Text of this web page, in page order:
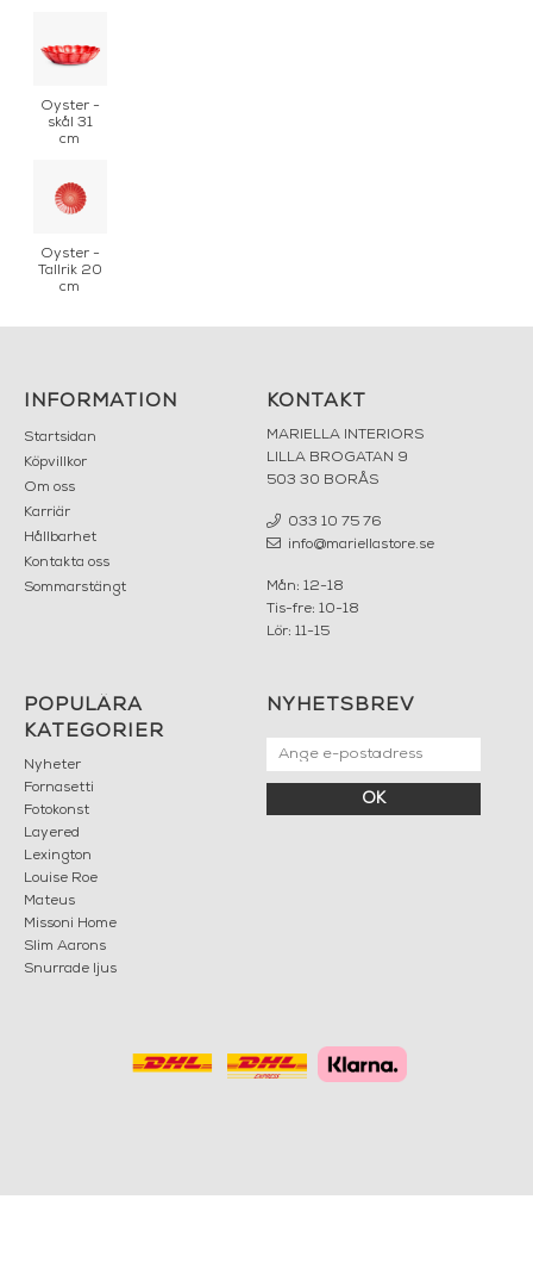
Oyster -
skål 31
cm
Oyster -
Tallrik 20
cm
INFORMATION
Startsidan
Köpvillkor
Om oss
Karriär
Hållbarhet
Kontakta oss
Sommarstängt
KONTAKT
MARIELLA INTERIORS
LILLA BROGATAN 9
503 30 BORÅS
033 10 75 76
info@mariellastore.se
Mån: 12-18
Tis-fre: 10-18
Lör: 11-15
POPULÄRA
KATEGORIER
Nyheter
Fornasetti
Fotokonst
Layered
Lexington
Louise Roe
Mateus
Missoni Home
Slim Aarons
Snurrade ljus
NYHETSBREV
OK